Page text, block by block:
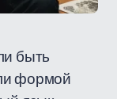
быть
формой